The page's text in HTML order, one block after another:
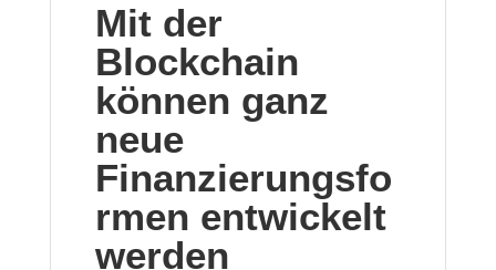
Mit der
Blockchain
können ganz
neue
Finanzierungsfo
rmen entwickelt
werden